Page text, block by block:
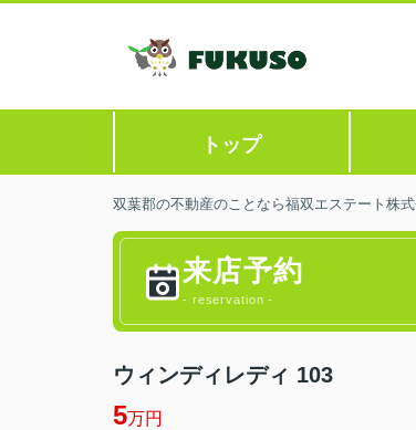
トップ
双葉郡の不動産のことなら福双エステート株
来店予約
- reservation -
ウィンディレディ 103
5万円